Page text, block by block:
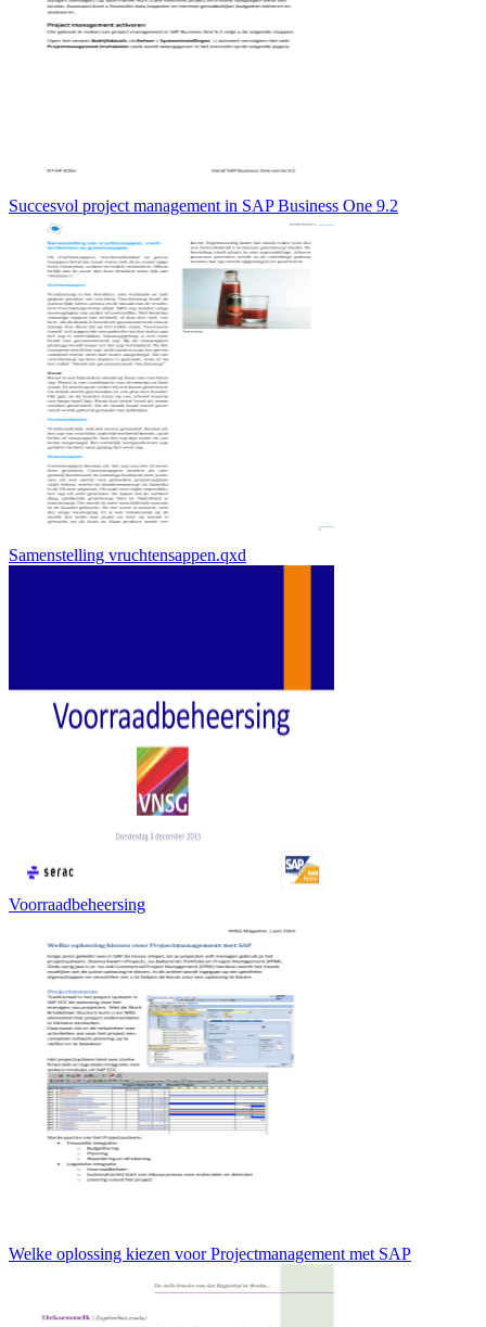
Succesvol project management in SAP Business One 9.2
Samenstelling vruchtensappen.qxd
Voorraadbeheersing
Welke oplossing kiezen voor Projectmanagement met SAP